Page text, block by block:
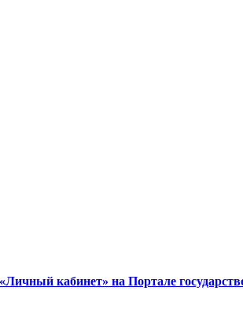
кабинет» на Портале